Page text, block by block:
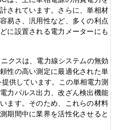
されています。さらに、単相材
易さ、汎用性など、多くの利点
に設置される電力メーターにも
クスは、電力線システムの無効
性の高い測定に最適化された単
供しています。この単相電力測
力パルス出力、改ざん検出機能
ます。そのため、これらの材料
期間中に業界を活性化させると